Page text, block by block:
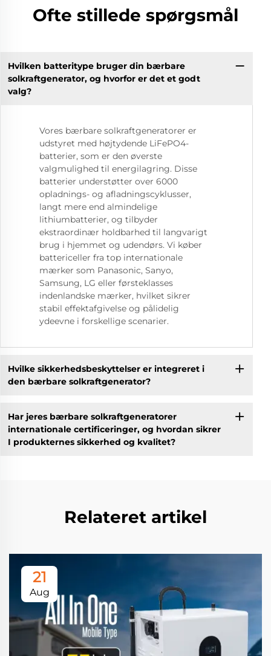
Ofte stillede spørgsmål
Hvilken batteritype bruger din bærbare
solkraftgenerator, og hvorfor er det et godt
valg?
Vores bærbare solkraftgeneratorer er
udstyret med højtydende LiFePO4-
batterier, som er den øverste
valgmulighed til energilagring. Disse
batterier understøtter over 6000
opladnings- og afladningscyklusser,
langt mere end almindelige
lithiumbatterier, og tilbyder
ekstraordinær holdbarhed til langvarigt
brug i hjemmet og udendørs. Vi køber
battericeller fra top internationale
mærker som Panasonic, Sanyo,
Samsung, LG eller førsteklasses
indenlandske mærker, hvilket sikrer
stabil effektafgivelse og pålidelig
ydeevne i forskellige scenarier.
Hvilke sikkerhedsbeskyttelser er integreret i
den bærbare solkraftgenerator?
Har jeres bærbare solkraftgeneratorer
internationale certificeringer, og hvordan sikrer
I produkternes sikkerhed og kvalitet?
Relateret artikel
21
Aug